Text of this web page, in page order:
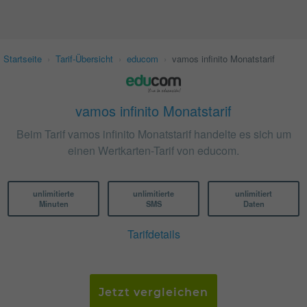
Startseite Tarif-Übersicht educom vamos infinito Monatstarif
vamos infinito Monatstarif
Beim Tarif vamos infinito Monatstarif handelte es sich um
einen Wertkarten-Tarif von educom.
unlimitierte
Minuten
unlimitierte
SMS
unlimitiert
Daten
Tarifdetails
Jetzt vergleichen